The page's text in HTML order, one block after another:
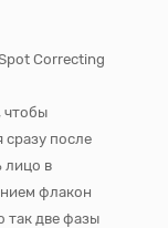
Correcting
чтобы
после
лицо в
флакон
так две фазы